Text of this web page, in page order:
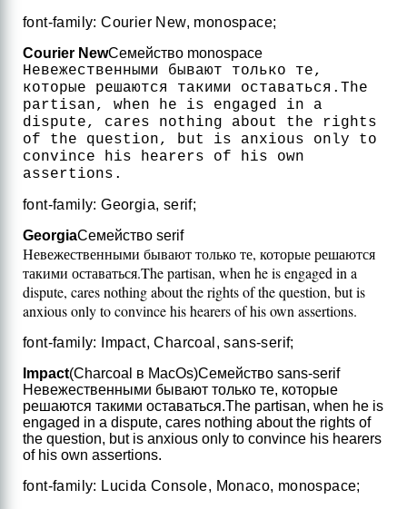
font-family: Courier New, monospace;
Courier NewСемейство monospace
Невежественными бывают только те,
которые решаются такими оставаться. The
partisan, when he is engaged in a
dispute, cares nothing about the rights
of the question, but is anxious only to
convince his hearers of his own
assertions.
font-family: Georgia, serif;
GeorgiaСемейство serif
Невежественными бывают только те, которые решаются
такими оставаться.The partisan, when he is engaged in a
dispute, cares nothing about the rights of the question, but is
anxious only to convince his hearers of his own assertions.
font-family: Impact, Charcoal, sans-serif;
Impact(Charcoal в MacOs)Семейство sans-serif
Невежественными бывают только те, которые
решаются такими оставаться.The partisan, when he is
engaged in a dispute, cares nothing about the rights of
the question, but is anxious only to convince his hearers
of his own assertions.
font-family: Lucida Console, Monaco, monospace;